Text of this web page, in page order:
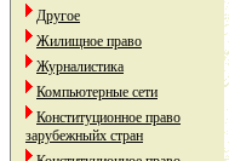
Другое
Жилищное право
Журналистика
Компьютерные сети
Конституционное право
зарубежныйх стран